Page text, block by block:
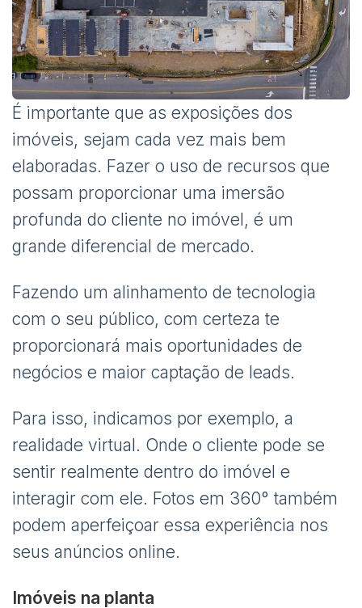
É importante que as exposições dos
imóveis, sejam cada vez mais bem
elaboradas. Fazer o uso de recursos que
possam proporcionar uma imersão
profunda do cliente no imóvel, é um
grande diferencial de mercado.
Fazendo um alinhamento de tecnologia
com o seu público, com certeza te
proporcionará mais oportunidades de
negócios e maior captação de leads.
Para isso, indicamos por exemplo, a
realidade virtual. Onde o cliente pode se
sentir realmente dentro do imóvel e
interagir com ele. Fotos em 360° também
podem aperfeiçoar essa experiência nos
seus anúncios online.
Imóveis na planta